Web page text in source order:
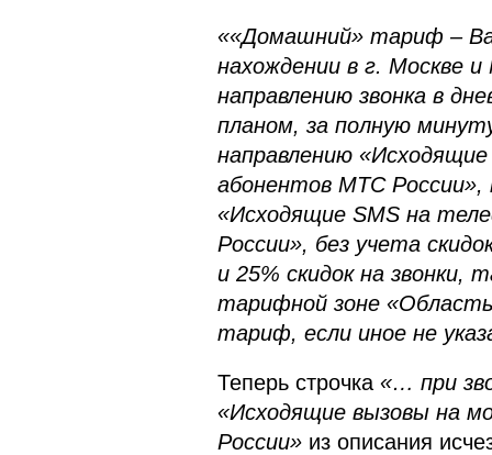
««Домашний» тариф –
нахождении в г. Москве
направлению звонка в
планом, за полную
направлению
абонентов МТС России»,
«Исходящие SMS на
России», без учета
и 25% скидок на звонки,
тарифной зоне
тариф, если иное не
Теперь строчка «… при
«Исходящие вызовы на
России» из описания